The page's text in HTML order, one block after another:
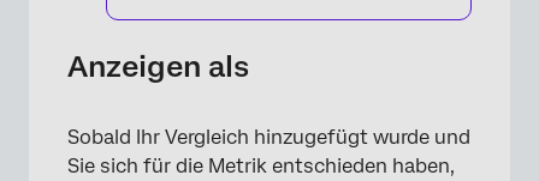
Anzeigen als
Sobald Ihr Vergleich hinzugefügt wurde und
Sie sich für die Metrik entschieden haben,